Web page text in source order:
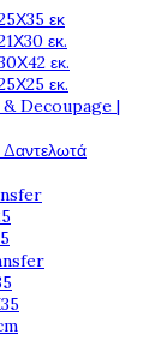
εκ
εκ.
εκ.
εκ.
& Decoupage |